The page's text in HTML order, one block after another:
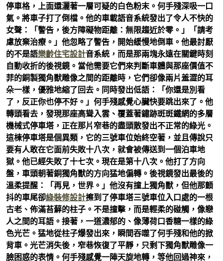
停車格，上面還灑著一層可疑的白色粉末。何手殘深吸一口
氣。將車子打了倒檔。他的車載語音系統發出了令人不快的
女聲：「警告，後方障礙物距離：無限趨近於零。」「請考
慮放棄治療。」他忽略了警告，開始緩慢地倒車。他最討厭
的不是語樂齡住宅設計音系統，而是那兩塊永遠在關鍵時刻
自動收折的後視鏡。當他需要它們來判斷車體與那座價值不
菲的銅製獨角獸雕像之間的距離時，它們卻像兩片羞澀的耳
朵一樣，優雅地縮了回去。同時發出低語：「你還是別看
了，反正你也停不好。」何手殘感覺心臟快要跳出來了。他
轉頭看去，發現那座高聳入雲、覆蓋著鏽跡斑斑鐵網的多層
機械式停車塔，正在那片窄巷的盡頭散發出不正常的綠光。
這棟停車塔是個異類，它的三號車位始終空著，並且傳說只
要有人敢在它面前失敗十八次，就會被傳送到一個泊車地
獄。他已經失敗了十七次。現在是第十八次。他打了方向
盤，車頭朝著銅獨角獸的方向猛地偏轉。後視鏡發出最後的
溫柔提醒：「再見，世界。」他沒有撞上獨角獸，但他那顫
抖的車尾卻綠裝修設計擦到了停車塔三號車位入口處的一根
古老、佈滿苔蘚的柱子。不是撞擊，而是輕柔的碰觸，像戀
人之間的耳語。接著，一道濃郁的、像薄荷口香糖一樣的綠
色光芒。猛地從柱子爆發出來，瞬間吞噬了何手殘和他的掀
背車。光芒消失後，窄巷恢復了平靜，只剩下獨角獸雕像一
臉困惑的表情。何手殘感覺一陣天旋地轉，等他回過神來，